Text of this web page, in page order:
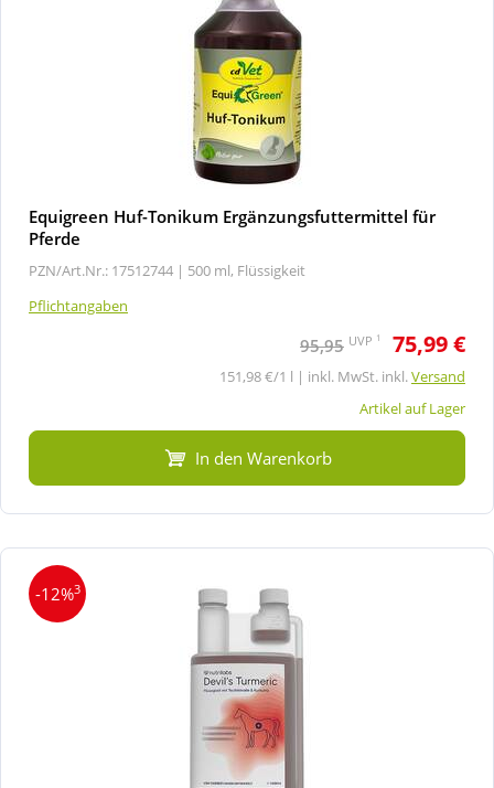
Equigreen Huf-Tonikum Ergänzungsfuttermittel für
Pferde
PZN/Art.Nr.: 17512744 | 500 ml, Flüssigkeit
Pflichtangaben
95,95 UVP 1 75,99 €
151,98 €/1 l | inkl. MwSt. inkl.Versand
Artikel auf Lager
In den Warenkorb
-12%3